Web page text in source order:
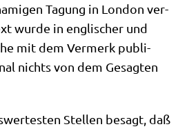
Tagung in Lon­don ver­
wur­de in eng­li­scher und
mit dem Ver­merk publi­
nichts von dem Gesag­ten
Stel­len besagt, daß